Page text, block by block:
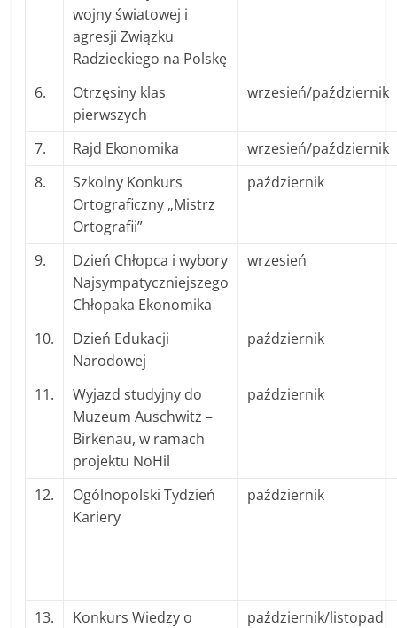
wojny światowej i
agresji Związku
Radzieckiego na Polskę
6.
Otrzęsiny klas
pierwszych
wrzesień/październik
7. Rajd Ekonomika
wrzesień/październik
8.
Szkolny Konkurs
Ortograficzny „Mistrz
Ortografii”
październik
9.
Dzień Chłopca i wybory
Najsympatyczniejszego
Chłopaka Ekonomika
wrzesień
10.
Dzień Edukacji
Narodowej
październik
11.
Wyjazd studyjny do
Muzeum Auschwitz –
Birkenau, w ramach
projektu NoHil
październik
12.
Ogólnopolski Tydzień
Kariery
październik
13.
Konkurs Wiedzy o
październik/listopad